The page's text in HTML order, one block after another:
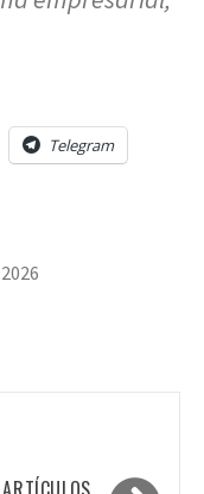
Telegram